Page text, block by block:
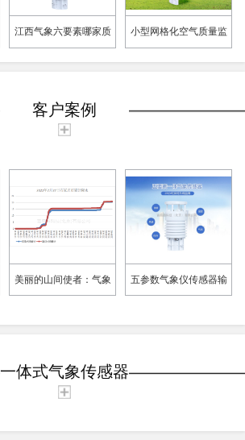
江西气象六要素哪家质
量好 六要素气象仪 成本
小型网格化空气质量监
测仪哪个牌子好 大气环
客户案例
美丽的山间使者：气象 五参数气象仪传感器输
一体式气象传感器